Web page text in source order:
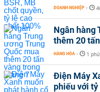
DOANH NGHIỆP -
Ngân hàng
thêm 20
HÀNG HÓA - 1
Điện Máy
phiếu với